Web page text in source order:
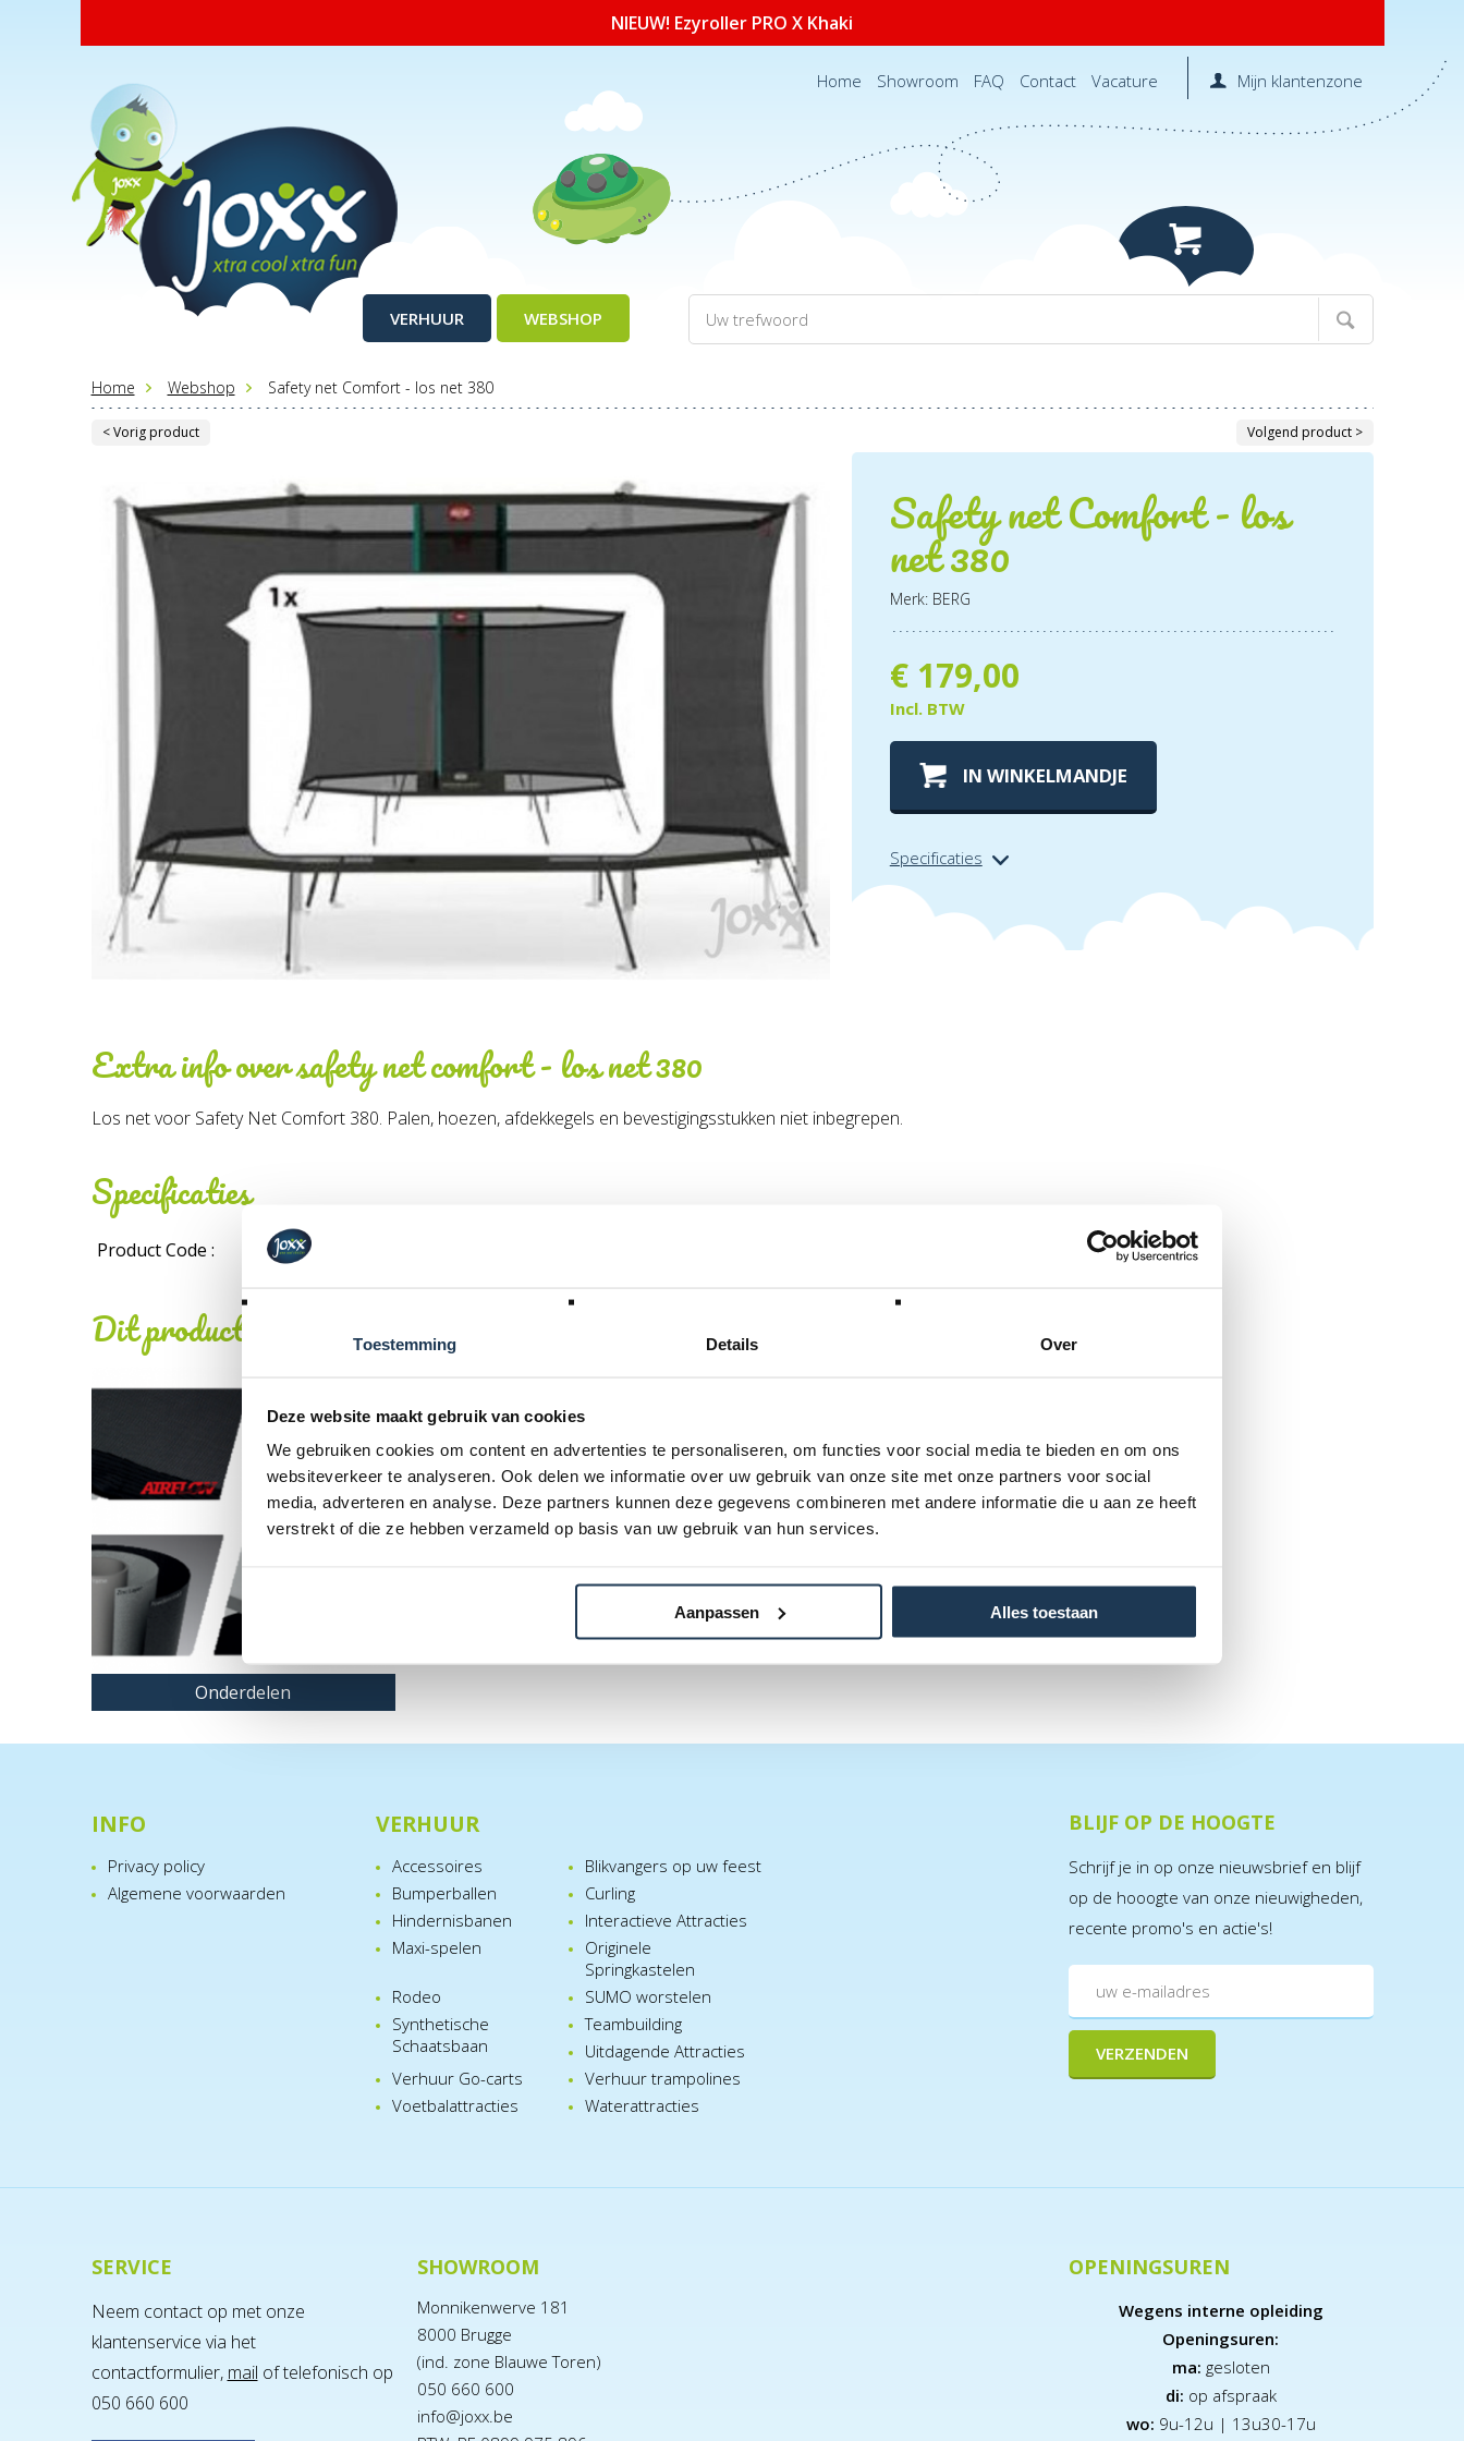
Toestemming Details Over
Deze website maakt gebruik van cookies
We gebruiken cookies om content en advertenties te personaliseren, om functies voor social media te bieden en om ons
websiteverkeer te analyseren. Ook delen we informatie over uw gebruik van onze site met onze partners voor social
media, adverteren en analyse. Deze partners kunnen deze gegevens combineren met andere informatie die u aan ze heeft
verstrekt of die ze hebben verzameld op basis van uw gebruik van hun services.
Aanpassen Alles toestaan
NIEUW! Ezyroller PRO X Khaki
Home Showroom FAQ Contact Vacature Mijn klantenzone
VERHUUR WEBSHOP
Home Webshop Safety net Comfort - los net 380
< Vorig product Volgend product >
Safety net Comfort - los
net 380
Merk: BERG
€ 179,00
Incl. BTW
IN WINKELMANDJE
Specificaties
Extra info oversafety net comfort - los net 380
Los net voor Safety Net Comfort 380. Palen, hoezen, afdekkegels en bevestigingsstukken niet inbegrepen.
Specificaties
Product Code :
Dit product behoort tot de volgende categorie(ën)
Onderdelen
INFO
Privacy policy
Algemene voorwaarden
VERHUUR
Accessoires
Blikvangers op uw feest
Bumperballen
Curling
Hindernisbanen
Interactieve Attracties
Maxi-spelen
Originele
Springkastelen
Rodeo
SUMO worstelen
Synthetische
Schaatsbaan
Teambuilding
Uitdagende Attracties
Verhuur Go-carts
Verhuur trampolines
Voetbalattracties
Waterattracties
BLIJF OP DE HOOGTE
Schrijf je in op onze nieuwsbrief en blijf
op de hooogte van onze nieuwigheden,
recente promo's en actie's!
SERVICE
Neem contact op met onze
klantenservice via het
contactformulier, mail of telefonisch op
050 660 600
SHOWROOM
Monnikenwerve 181
8000 Brugge
(ind. zone Blauwe Toren)
050 660 600
info@joxx.be
OPENINGSUREN
Wegens interne opleiding
Openingsuren:
ma: gesloten
di: op afspraak
wo: 9u-12u | 13u30-17u